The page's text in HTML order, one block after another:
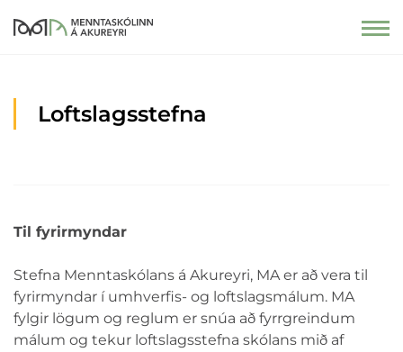
Loftslagsstefna
Til fyrirmyndar
Stefna Menntaskólans á Akureyri, MA er að vera til
fyrirmyndar í umhverfis- og loftslagsmálum. MA
fylgir lögum og reglum er snúa að fyrrgreindum
málum og tekur loftslagsstefna skólans mið af